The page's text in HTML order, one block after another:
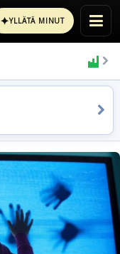
✦YLLÄTÄ MINUT